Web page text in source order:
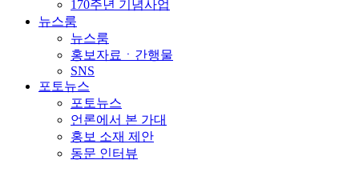
170주년 기념사업
뉴스룸
뉴스룸
홍보자료ㆍ간행물
SNS
포토뉴스
포토뉴스
언론에서 본 가대
홍보 소재 제안
동문 인터뷰